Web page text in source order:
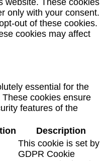
only with your consent.
out of these cookies.
cookies may affect
essential for the
cookies ensure
features of the
Description
This cookie is set by
GDPR Cookie